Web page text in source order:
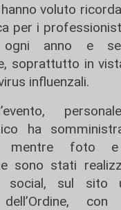
voluto
per i
ogni anno e
soprattutto in
influenzali.
ha
mentre foto
sono stati
social, sul sito